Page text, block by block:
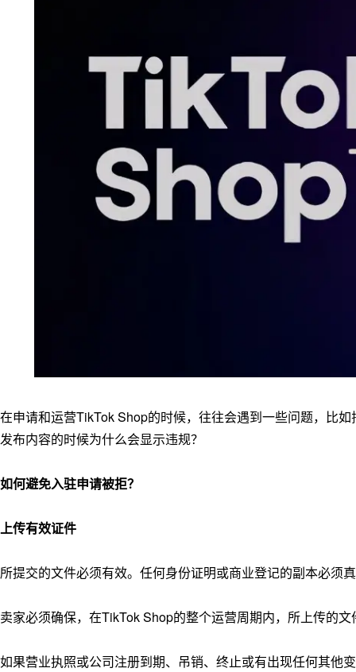
在申请和运营TikTok Shop的时候，往往会遇到一些问题，比
发布内容的时候为什么会显示违规？
如何避免入驻申请被拒？
上传有效证件
所提交的文件必须有效。任何身份证明或商业登记的副本必须
卖家必须确保，在TikTok Shop的整个运营周期内，所上传的
如果营业执照或公司注册到期、吊销、终止或有出现任何其他